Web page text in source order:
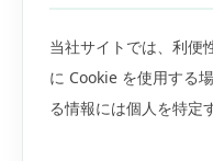
当社サイトでは、利便
に Cookie を使用する
る情報には個人を特定